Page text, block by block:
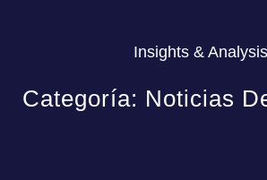
Insights & Analysis
Categoría: Noticias